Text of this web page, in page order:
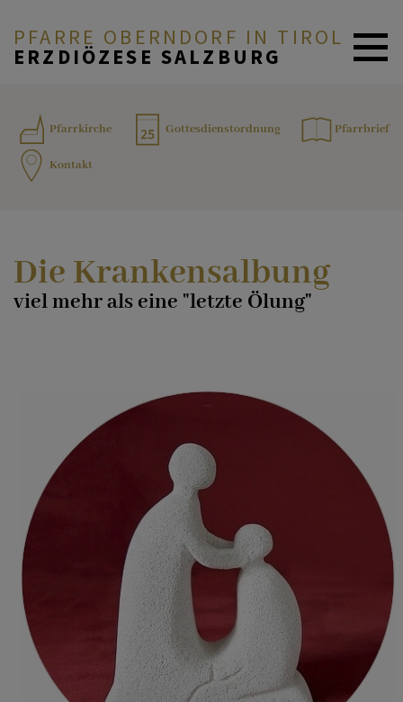
PFARRE OBERNDORF IN TIROL
ERZDIÖZESE SALZBURG
AKTUELLES
ÜBER DIE PFARRE
Taufe
Firmung
Hochzeit
Beichte
Krankensalbung
GOTTESDIENSTORDNUNG
PFARRBRIEF
PFARRLEBEN
KONTAKT
Pfarrkirche Gottesdienstordnung Pfarrbrief
Kontakt
Die Krankensalbung
viel mehr als eine "letzte Ölung"